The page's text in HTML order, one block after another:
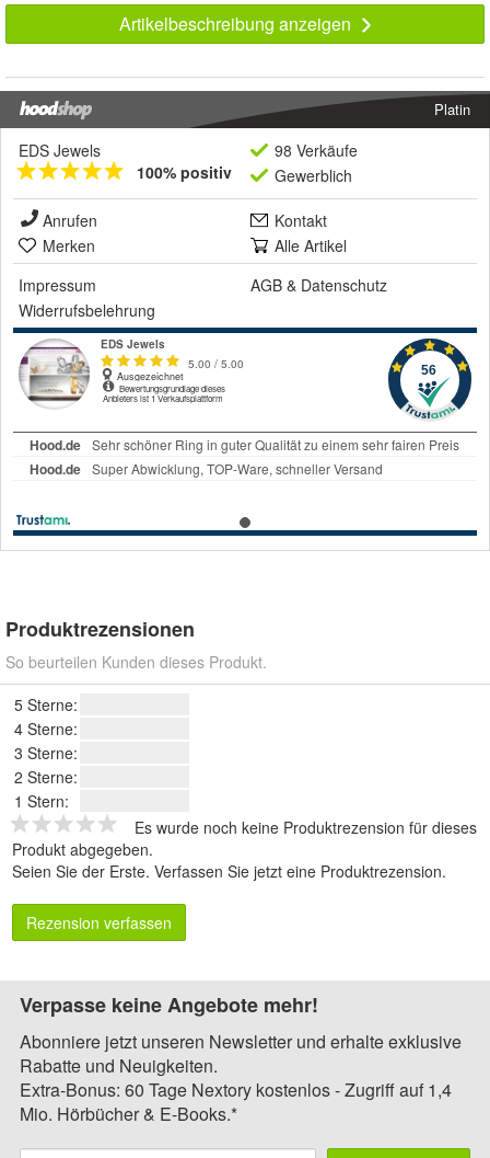
Artikelbeschreibung anzeigen
Platin
EDS Jewels
100% positiv
98 Verkäufe
Gewerblich
Anrufen
Kontakt
Merken
Alle Artikel
Impressum
AGB & Datenschutz
Widerrufsbelehrung
Produktrezensionen
So beurteilen Kunden dieses Produkt.
5 Sterne:
4 Sterne:
3 Sterne:
2 Sterne:
1 Stern:
Es wurde noch keine Produktrezension für dieses
Produkt abgegeben.
Seien Sie der Erste. Verfassen Sie jetzt eine Produktrezension.
Rezension verfassen
Verpasse keine Angebote mehr!
Abonniere jetzt unseren Newsletter und erhalte exklusive
Rabatte und Neuigkeiten.
Extra-Bonus: 60 Tage Nextory kostenlos - Zugriff auf 1,4
Mio. Hörbücher & E-Books.*